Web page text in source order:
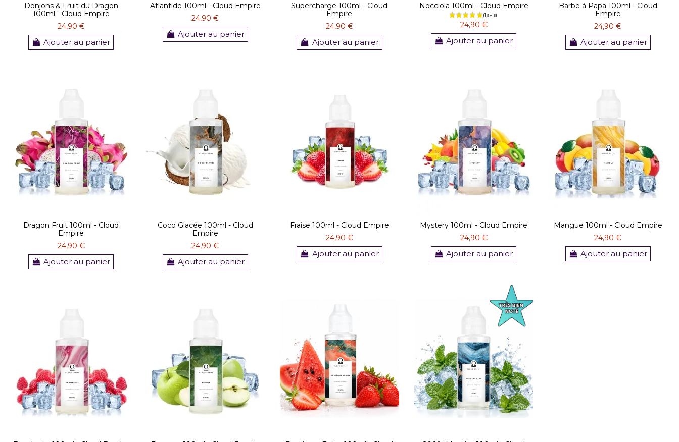
Donjons & Fruit du Dragon
100ml - Cloud Empire
24,90 €
Ajouter au panier
Atlantide 100ml - Cloud Empire
24,90 €
Ajouter au panier
Supercharge 100ml - Cloud
Empire
24,90 €
Ajouter au panier
Nocciola 100ml - Cloud Empire
24,90 €
Ajouter au panier
Barbe à Papa 100ml - Cloud
Empire
24,90 €
Ajouter au panier
Dragon Fruit 100ml - Cloud
Empire
24,90 €
Ajouter au panier
Coco Glacée 100ml - Cloud
Empire
24,90 €
Ajouter au panier
Fraise 100ml - Cloud Empire
24,90 €
Ajouter au panier
Mystery 100ml - Cloud Empire
24,90 €
Ajouter au panier
Mangue 100ml - Cloud Empire
24,90 €
Ajouter au panier